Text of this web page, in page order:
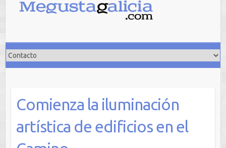
contenido
Comienza la iluminación
artística de edificios en el